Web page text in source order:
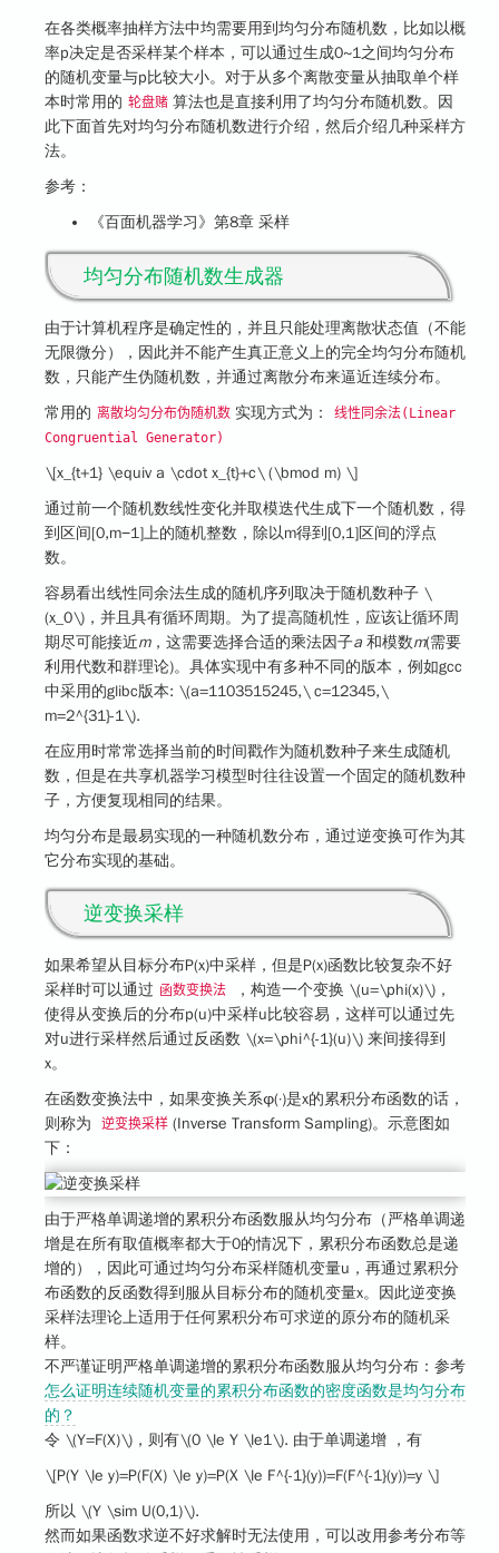
在各类概率抽样方法中均需要用到均匀分布随机数，比如以概
率p决定是否采样某个样本，可以通过生成0~1之间均匀分布
的随机变量与p比较大小。对于从多个离散变量从抽取单个样
本时常用的 轮盘赌 算法也是直接利用了均匀分布随机数。因
此下面首先对均匀分布随机数进行介绍，然后介绍几种采样方
法。
参考：
《百面机器学习》第8章 采样
均匀分布随机数生成器
由于计算机程序是确定性的，并且只能处理离散状态值（不能
无限微分），因此并不能产生真正意义上的完全均匀分布随机
数，只能产生伪随机数，并通过离散分布来逼近连续分布。
常用的 离散均匀分布伪随机数 实现方式为：
线性同余法(Linear
Congruential Generator)
\[x_{t+1} \equiv a \cdot x_{t}+c\ (\bmod m) \]
通过前一个随机数线性变化并取模迭代生成下一个随机数，得
到区间[0,m−1]上的随机整数，除以m得到[0,1]区间的浮点
数。
容易看出线性同余法生成的随机序列取决于随机数种子 \
(x_0\) ，并且具有循环周期。为了提高随机性，应该让循环周
期尽可能接近m，这需要选择合适的乘法因子a 和模数m(需要
利用代数和群理论)。具体实现中有多种不同的版本，例如gcc
中采用的glibc版本: \(a=1103515245,\ c=12345,\
m=2^{31}-1\).
在应用时常常选择当前的时间戳作为随机数种子来生成随机
数，但是在共享机器学习模型时往往设置一个固定的随机数种
子，方便复现相同的结果。
均匀分布是最易实现的一种随机数分布，通过逆变换可作为其
它分布实现的基础。
逆变换采样
如果希望从目标分布P(x)中采样，但是P(x)函数比较复杂不好
采样时可以通过 函数变换法 ，构造一个变换 \(u=\phi(x)\) ，
使得从变换后的分布p(u)中采样u比较容易，这样可以通过先
对u进行采样然后通过反函数 \(x=\phi^{-1}(u)\) 来间接得到
x。
在函数变换法中，如果变换关系φ(·)是x的累积分布函数的话，
则称为
逆变换采样 (Inverse Transform Sampling)。示意图如
下：
由于严格单调递增的累积分布函数服从均匀分布 （严格单调递
增是在所有取值概率都大于0的情况下，累积分布函数总是递
增的），因此可通过均匀分布采样随机变量u，再通过累积分
布函数的反函数得到服从目标分布的随机变量x。因此逆变换
采样法理论上适用于任何累积分布可求逆的原分布的随机采
样。
不严谨证明严格单调递增的累积分布函数服从均匀分布：参考
怎么证明连续随机变量的累积分布函数的密度函数是均匀分布
的？
令 \(Y=F(X)\) ，则有\(0 \le Y \le1\). 由于单调递增 ，有
\[P(Y \le y)=P(F(X) \le y)=P(X \le F^{-1}(y))=F(F^{-1}(y))=y \]
所以 \(Y \sim U(0,1)\).
然而如果函数求逆不好求解时无法使用，可以改用参考分布等